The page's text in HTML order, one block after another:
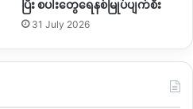
ပြီး စပါးတွေရေနစ်မြုပ်ပျက်စီး
31 July 2026